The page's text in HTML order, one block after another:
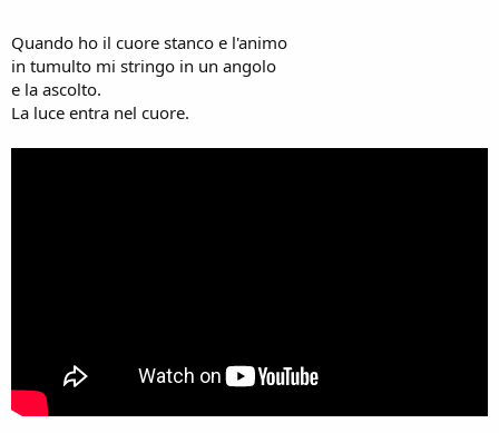
Quando ho il cuore stanco e l'animo
in tumulto mi stringo in un angolo
e la ascolto.
La luce entra nel cuore.